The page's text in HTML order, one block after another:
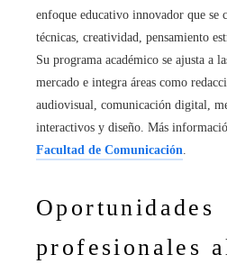
enfoque educativo innovador que se
técnicas, creatividad, pensamiento
Su programa académico se ajusta a
mercado e integra áreas como
audiovisual, comunicación digital,
interactivos y diseño. Más
Facultad de Comunicación.
Oportunidades
profesionales